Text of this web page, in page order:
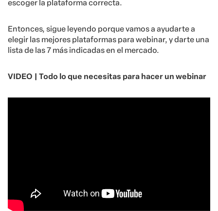
escoger la plataforma correcta.
Entonces, sigue leyendo porque vamos a ayudarte a
elegir las mejores plataformas para webinar, y darte una
lista de las 7 más indicadas en el mercado.
VIDEO | Todo lo que necesitas para hacer un webinar